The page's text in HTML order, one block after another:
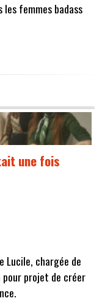
femmes badass
une fois
Lucile, chargée de
pour projet de créer